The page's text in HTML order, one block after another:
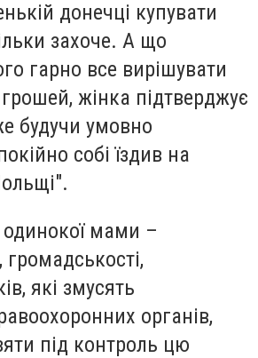
донечці купувати
захоче. А що
гарно все вирішувати
жінка підтверджує
будучи умовно
собі їздив на
мами –
які змусять
органів,
під контроль цю